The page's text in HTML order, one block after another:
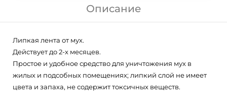
Описание
Липкая лента от мух.
Действует до 2-х месяцев.
Простое и удобное средство для уничтожения мух в
жилых и подсобных помещениях; липкий слой не имеет
цвета и запаха, не содержит токсичных веществ.